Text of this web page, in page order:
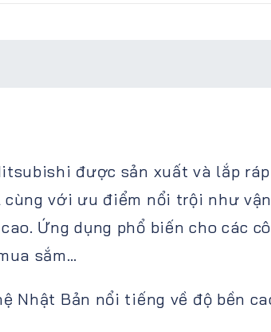
được sản xuất và lắp
cùng với ưu điểm nổi trội như
Ứng dụng phổ biến cho các
sắm…
Nhật Bản nổi tiếng về độ bền